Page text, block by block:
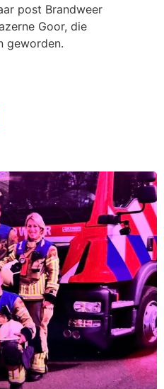
post Brandweer
Goor, die
geworden.